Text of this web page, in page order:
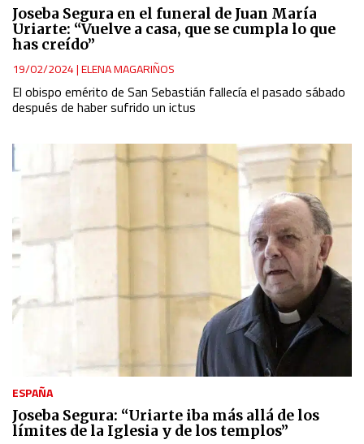
Joseba Segura en el funeral de Juan María
Uriarte: “Vuelve a casa, que se cumpla lo que
has creído”
19/02/2024|ELENA MAGARIÑOS
El obispo emérito de San Sebastián fallecía el pasado sábado
después de haber sufrido un ictus
ESPAÑA
Joseba Segura: “Uriarte iba más allá de los
límites de la Iglesia y de los templos”